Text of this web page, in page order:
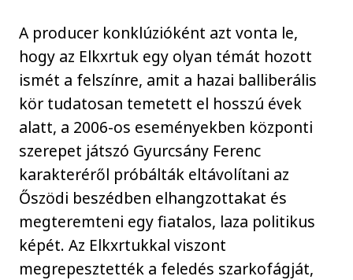
A producer konklúzióként azt vonta le,
hogy az Elkxrtuk egy olyan témát hozott
ismét a felszínre, amit a hazai balliberális
kör tudatosan temetett el hosszú évek
alatt, a 2006-os eseményekben központi
szerepet játszó Gyurcsány Ferenc
karakteréről próbálták eltávolítani az
Őszödi beszédben elhangzottakat és
megteremteni egy fiatalos, laza politikus
képét. Az Elkxrtukkal viszont
megrepesztették a feledés szarkofágját,